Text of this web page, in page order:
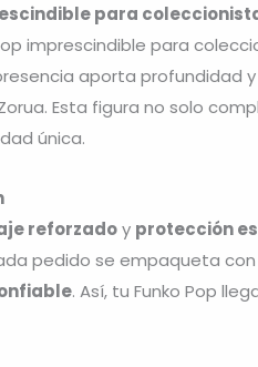
para
imprescindible para
aporta
Esta figura no solo
única.
reforzadoy protección
pedido se empaqueta
. Así, tu Funko Pop